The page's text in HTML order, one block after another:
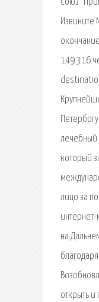
Союз
Извините
149 316
лечебный
который
лицо за
на
открыть и